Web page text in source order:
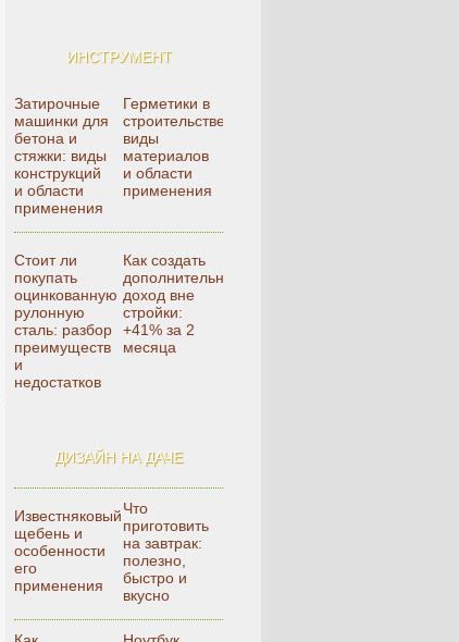
ИНСТРУМЕНТ
Затирочные
машинки для
бетона и
стяжки: виды
конструкций
и области
применения
Герметики в
строительстве:
виды
материалов
и области
применения
Стоит ли
покупать
оцинкованную
рулонную
сталь: разбор
преимуществ
и
недостатков
Как создать
дополнительный
доход вне
стройки:
+41% за 2
месяца
ДИЗАЙН НА ДАЧЕ
Известняковый
щебень и
особенности
его
применения
Что
приготовить
на завтрак:
полезно,
быстро и
вкусно